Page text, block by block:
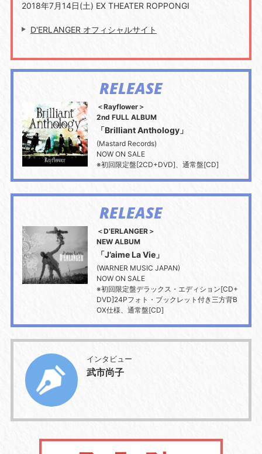
2018年7月14日(土) EX THEATER ROPPONGI
D'ERLANGER オフィシャルサイト
RELEASE
＜Rayflower＞
2nd FULL ALBUM
「Brilliant Anthology」
(Mastard Records)
NOW ON SALE
※初回限定盤[2CD+DVD]、通常盤[CD]
RELEASE
＜D’ERLANGER＞
NEW ALBUM
「J’aime La Vie」
(WARNER MUSIC JAPAN)
NOW ON SALE
※初回限定盤デラックス・エディション[CD+
DVD]24Pフォト・ブックレット付き三方背B
OX仕様、通常盤[CD]
インタビュー
武市尚子